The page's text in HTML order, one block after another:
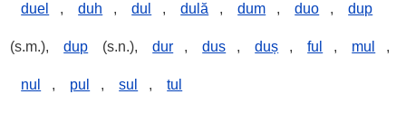
duel , duh , dul , dulă , dum , duo , dup
(s.m.), dup (s.n.), dur , dus , duș , ful , mul ,
nul , pul , sul , tul